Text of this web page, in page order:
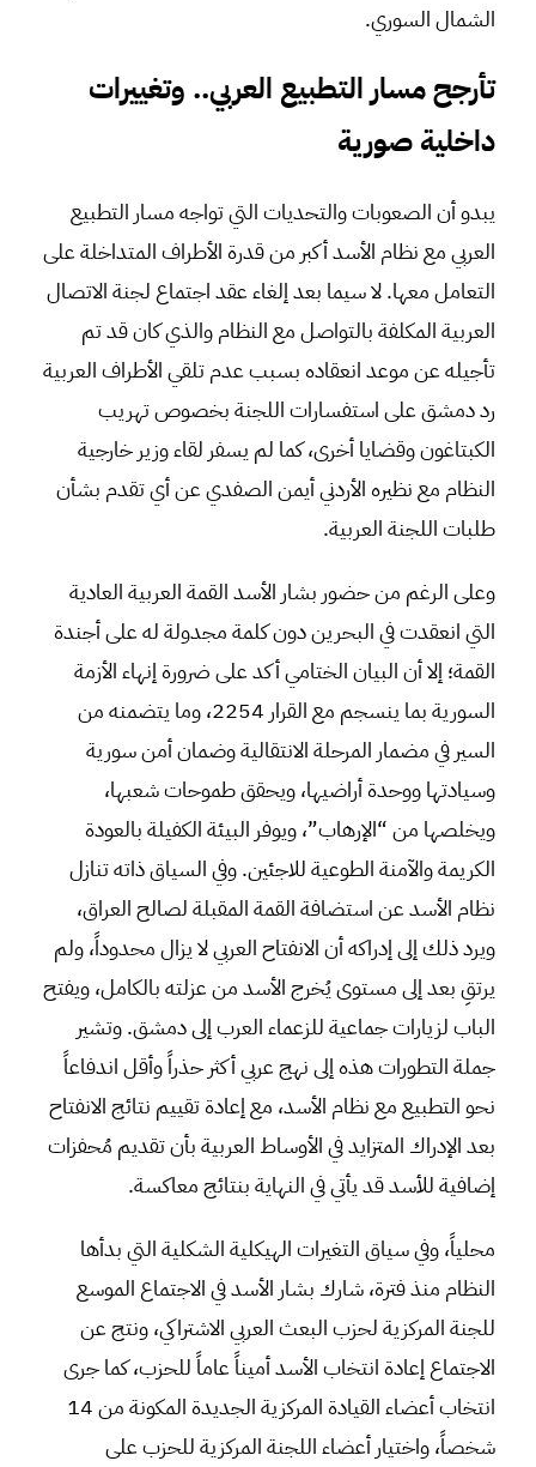
الشمال السوري.
تأرجح مسار التطبيع العربي.. وتغييرات
داخلية صورية
يبدو أن الصعوبات والتحديات التي تواجه مسار التطبيع
العربي مع نظام الأسد أكبر من قدرة الأطراف المتداخلة على
التعامل معها. لا سيما بعد إلغاء عقد اجتماع لجنة الاتصال
العربية المكلفة بالتواصل مع النظام والذي كان قد تم
تأجيله عن موعد انعقاده بسبب عدم تلقي الأطراف العربية
رد دمشق على استفسارات اللجنة بخصوص تهريب
الكبتاغون وقضايا أخرى، كما لم يسفر لقاء وزير خارجية
النظام مع نظيره الأردني أيمن الصفدي عن أي تقدم بشأن
طلبات اللجنة العربية.
وعلى الرغم من حضور بشار الأسد القمة العربية العادية
التي انعقدت في البحرين دون كلمة مجدولة له على أجندة
القمة؛ إلا أن البيان الختامي أكد على ضرورة إنهاء الأزمة
السورية بما ينسجم مع القرار 2254، وما يتضمنه من
السير في مضمار المرحلة الانتقالية وضمان أمن سورية
وسيادتها ووحدة أراضيها، ويحقق طموحات شعبها،
ويخلصها من “الإرهاب”، ويوفر البيئة الكفيلة بالعودة
الكريمة والآمنة الطوعية للاجئين. وفي السياق ذاته تنازل
نظام الأسد عن استضافة القمة المقبلة لصالح العراق،
ويرد ذلك إلى إدراكه أن الانفتاح العربي لا يزال محدوداً، ولم
يرتقِ بعد إلى مستوى يُخرج الأسد من عزلته بالكامل، ويفتح
الباب لزيارات جماعية للزعماء العرب إلى دمشق. وتشير
جملة التطورات هذه إلى نهج عربي أكثر حذراً وأقل اندفاعاً
نحو التطبيع مع نظام الأسد، مع إعادة تقييم نتائج الانفتاح
بعد الإدراك المتزايد في الأوساط العربية بأن تقديم مُحفزات
إضافية للأسد قد يأتي في النهاية بنتائج معاكسة.
محلياً، وفي سياق التغيرات الهيكلية الشكلية التي بدأها
النظام منذ فترة، شارك بشار الأسد في الاجتماع الموسع
للجنة المركزية لحزب البعث العربي الاشتراكي، ونتج عن
الاجتماع إعادة انتخاب الأسد أميناً عاماً للحزب، كما جرى
انتخاب أعضاء القيادة المركزية الجديدة المكونة من 14
شخصاً، واختيار أعضاء اللجنة المركزية للحزب على